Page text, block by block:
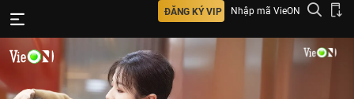
ĐĂNG KÝ VIP Nhập mã VieON